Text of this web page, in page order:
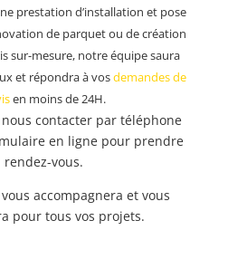
prestation d’installation et pose
de parquet ou de création
sur-mesure, notre équipe saura
et répondra à vosdemandes de
en moins de 24H.
nous contacter par téléphone
en ligne pour prendre
rendez-vous.
accompagnera et vous
pour tous vos projets.